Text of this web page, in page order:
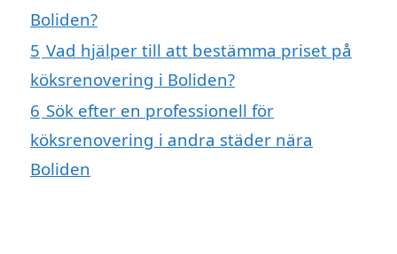
Boliden?
5 Vad hjälper till att bestämma priset på
köksrenovering i Boliden?
6 Sök efter en professionell för
köksrenovering i andra städer nära
Boliden